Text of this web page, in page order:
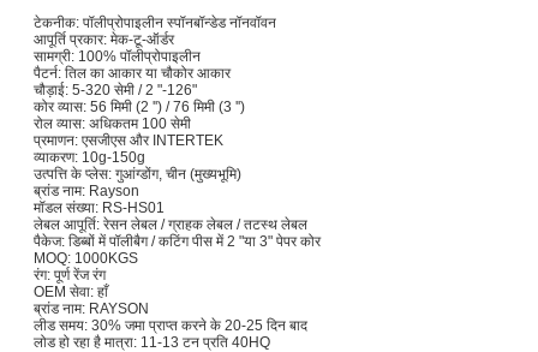
टेकनीक: पॉलीप्रोपाइलीन स्पॉनबॉन्डेड नॉनवॉवन
आपूर्ति प्रकार: मेक-टू-ऑर्डर
सामग्री: 100% पॉलीप्रोपाइलीन
पैटर्न: तिल का आकार या चौकोर आकार
चौड़ाई: 5-320 सेमी / 2 "-126"
कोर व्यास: 56 मिमी (2 '') / 76 मिमी (3 '')
रोल व्यास: अधिकतम 100 सेमी
प्रमाणन: एसजीएस और INTERTEK
व्याकरण: 10g-150g
उत्पत्ति के प्लेस: गुआंग्डोंग, चीन (मुख्यभूमि)
ब्रांड नाम: Rayson
मॉडल संख्या: RS-HS01
लेबल आपूर्ति: रेसन लेबल / ग्राहक लेबल / तटस्थ लेबल
पैकेज: डिब्बों में पॉलीबैग / कटिंग पीस में 2 "या 3" पेपर कोर
MOQ: 1000KGS
रंग: पूर्ण रेंज रंग
OEM सेवा: हाँ
ब्रांड नाम: RAYSON
लीड समय: 30% जमा प्राप्त करने के 20-25 दिन बाद
लोड हो रहा है मात्रा: 11-13 टन प्रति 40HQ